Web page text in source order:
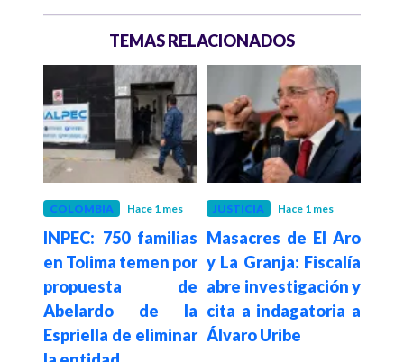
TEMAS RELACIONADOS
COLOMBIA Hace 1 mes
INPEC: 750 familias
en Tolima temen por
propuesta de
Abelardo de la
Espriella de eliminar
JUSTICIA Hace 1 mes
Masacres de El Aro
y La Granja: Fiscalía
abre investigación y
cita a indagatoria a
Álvaro Uribe